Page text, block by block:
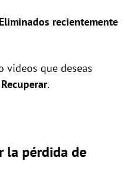
Eliminados recientemente
videos que deseas
Recuperar.
la pérdida de